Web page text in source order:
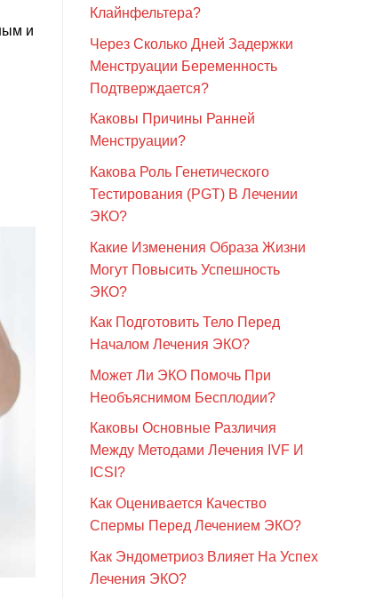
и
Клайнфельтера?
Через Сколько Дней Задержки
Менструации Беременность
Подтверждается?
Каковы Причины Ранней
Менструации?
Какова Роль Генетического
Тестирования (PGT) В Лечении
ЭКО?
Какие Изменения Образа Жизни
Могут Повысить Успешность
ЭКО?
Как Подготовить Тело Перед
Началом Лечения ЭКО?
Может Ли ЭКО Помочь При
Необъяснимом Бесплодии?
Каковы Основные Различия
Между Методами Лечения IVF И
ICSI?
Как Оценивается Качество
Спермы Перед Лечением ЭКО?
Как Эндометриоз Влияет На Успех
Лечения ЭКО?